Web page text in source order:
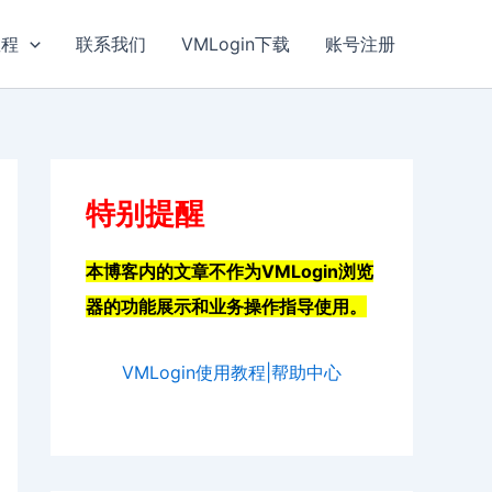
联系我们 VMLogin下载 账号注册
特别提醒
本博客内的文章不作为VMLogin浏览
器的功能展示和业务操作指导使用。
VMLogin使用教程|帮助中心